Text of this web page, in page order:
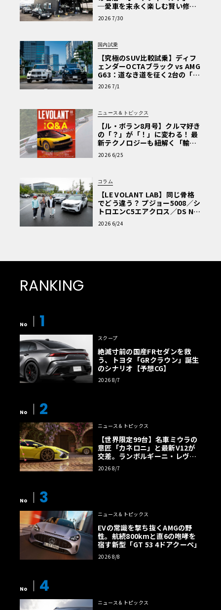
─愛車を末永く楽しむ賢い修理
術と、プロがフックス製オイル
を選ぶ理由〈PR〉
2026 7/30
国内試乗
【究極のSUV比較試乗】ディフ
ェンダーOCTAブラック vs AMG
G63：道なき道を征く2台の「対
極的アプローチ」
2026 7/1
ニュース＆トピックス
【ル・ボラン8月号】クルマ好き
の「？」が「！」に変わる！ 最
新テクノロジーも紐解く「輸入
車Q&A」
2026 6/25
コラム
【LE VOLANT LAB】同じ骨格
でどう違う？ プジョー5008／シ
トロエンC5エアクロス／DS Nº4
読者一気乗りレポート
2026 6/24
RANKING
No 1
スクープ
絶滅寸前の国産FRセダンを救
う、トヨタ「GRクラウン」誕生
のシナリオ【予想CG】
2026 8/7
No 2
ニュース＆トピックス
【世界限定99台】名車ミウラの
意匠「カネロニ」と最新V12が
交差。ランボルギーニ・レヴエ
ルトに60周年記念車が登場
2026 8/7
No 3
ニュース＆トピックス
EVの常識を撃ち抜くAMGの野
性。航続800kmと直6の咆哮を
宿す新型「GT 53 4ドアクーペ」
2026 8/8
No 4
ニュース＆トピックス